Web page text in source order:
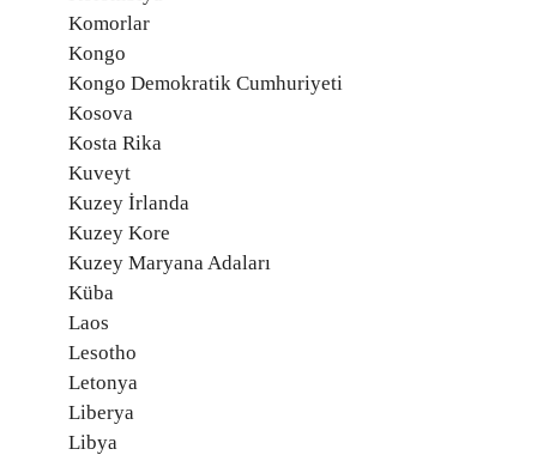
Komorlar
Kongo
Kongo Demokratik Cumhuriyeti
Kosova
Kosta Rika
Kuveyt
Kuzey İrlanda
Kuzey Kore
Kuzey Maryana Adaları
Küba
Laos
Lesotho
Letonya
Liberya
Libya